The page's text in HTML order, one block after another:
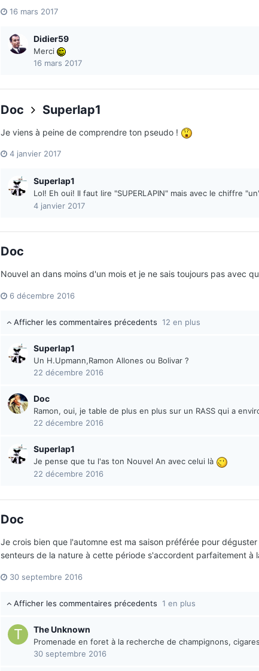
16 mars 2017
Didier59
Merci
16 mars 2017
Doc Superlap1
Je viens à peine de comprendre ton pseudo !
4 janvier 2017
Superlap1
Lol! Eh oui! Il faut lire "SUPERLAPIN" mais avec le chiffre
4 janvier 2017
Doc
Nouvel an dans moins d'un mois et je ne sais toujours pas avec
6 décembre 2016
Afficher les commentaires précedents 12 en plus
Superlap1
Un H.Upmann,Ramon Allones ou Bolivar ?
22 décembre 2016
Doc
Ramon, oui, je table de plus en plus sur un RASS qui a
22 décembre 2016
Superlap1
Je pense que tu l'as ton Nouvel An avec celui là
22 décembre 2016
Doc
Je crois bien que l'automne est ma saison préférée pour
senteurs de la nature à cette période s'accordent parfaitement à
30 septembre 2016
Afficher les commentaires précedents 1 en plus
The Unknown
Promenade en foret à la recherche de champignons,
30 septembre 2016